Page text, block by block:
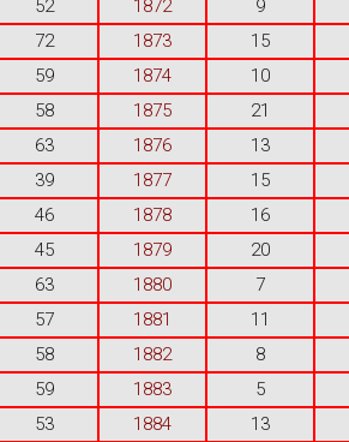
52 1872
9
72 1873
15
59 1874
10
58 1875
21
63 1876
13
39 1877
15
46 1878
16
45 1879
20
63 1880
7
57 1881
11
58 1882
8
59 1883
5
53 1884
13